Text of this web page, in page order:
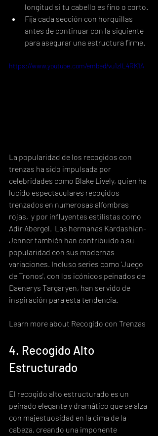
longitud si tu cabello es fino o corto.
Fija cada sección con horquillas
antes de continuar con la siguiente
para asegurar una estructura firme.
https://www.youtube.com/embed/vu1zIL4RK1A
La popularidad de los recogidos con
trenzas ha sido impulsada por
celebridades como Blake Lively, quien ha
lucido espectaculares recogidos
trenzados en numerosas alfombras
rojas,  y por influyentes estilistas como
Adir Abergel.  Las hermanas Kardashian-
Jenner también han contribuido a su
popularidad con sus modernas
variaciones. Incluso series como 'Juego
de Tronos', con los icónicos peinados de
Daenerys Targaryen, han servido de
inspiración para esta tendencia.
Learn more about Recogido con Trenzas
4. Recogido Alto
Estructurado
El recogido alto estructurado es un
peinado elegante y dramático que se alza
con majestuosidad en la cima de la
cabeza, creando una imponente